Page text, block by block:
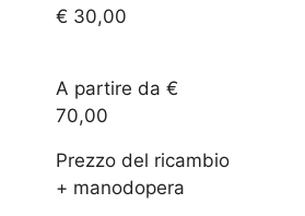
€ 30,00
A partire da €
70,00
Prezzo del ricambio
+ manodopera